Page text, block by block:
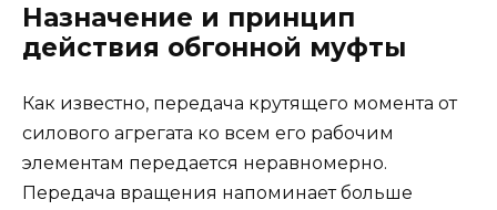
Назначение и принцип
действия обгонной муфты
Как известно, передача крутящего момента от
силового агрегата ко всем его рабочим
элементам передается неравномерно.
Передача вращения напоминает больше